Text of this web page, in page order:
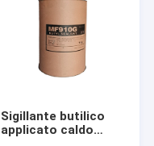
Sigillante butilico
applicato caldo